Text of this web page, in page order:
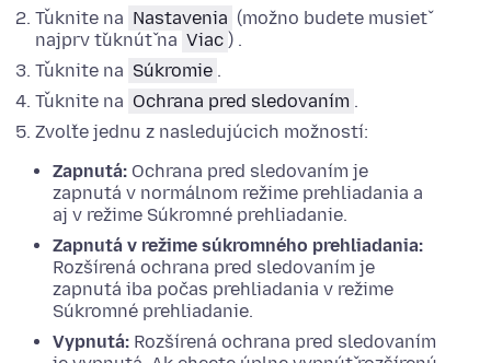
Ťuknite na Nastavenia (možno budete musieť
najprv ťuknúť na Viac ) .
Ťuknite na Súkromie .
Ťuknite na Ochrana pred sledovaním .
Zvoľte jednu z nasledujúcich možností:
Zapnutá: Ochrana pred sledovaním je
zapnutá v normálnom režime prehliadania a
aj v režime Súkromné prehliadanie.
Zapnutá v režime súkromného prehliadania:
Rozšírená ochrana pred sledovaním je
zapnutá iba počas prehliadania v režime
Súkromné prehliadanie.
Vypnutá: Rozšírená ochrana pred sledovaním